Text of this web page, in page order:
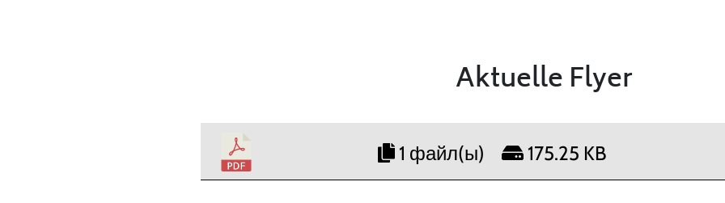
Aktuelle Flyer
1 файл(ы) 175.25 KB